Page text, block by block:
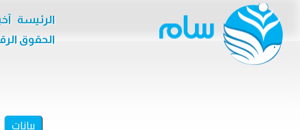
الرئيسة
الحقوق
بيانات